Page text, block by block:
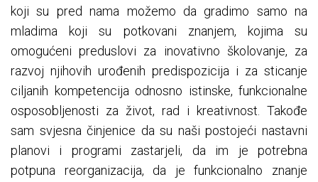
koji su pred nama možemo da gradimo samo na
mladima koji su potkovani znanjem, kojima su
omogućeni preduslovi za inovativno školovanje, za
razvoj njihovih urođenih predispozicija i za sticanje
ciljanih kompetencija odnosno istinske, funkcionalne
osposobljenosti za život, rad i kreativnost. Takođe
sam svjesna činjenice da su naši postojeći nastavni
planovi i programi zastarjeli, da im je potrebna
potpuna reorganizacija, da je funkcionalno znanje